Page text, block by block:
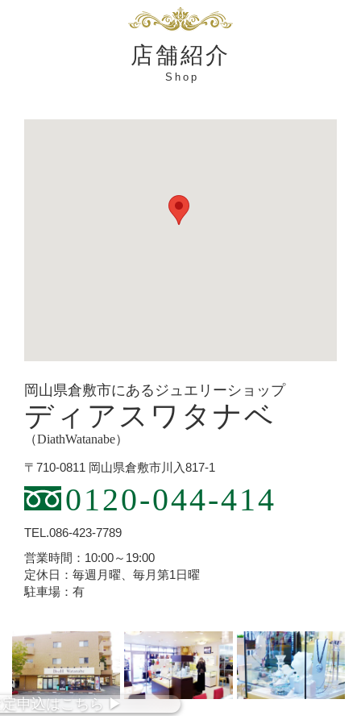
店舗紹介
Shop
岡山県倉敷市にあるジュエリーショップ
ディアスワタナベ
（DiathWatanabe）
〒710-0811 岡山県倉敷市川入817-1
0120-044-414
TEL.086-423-7789
営業時間：10:00～19:00
定休日：毎週月曜、毎月第1日曜
駐車場：有
申込はこちら▶︎